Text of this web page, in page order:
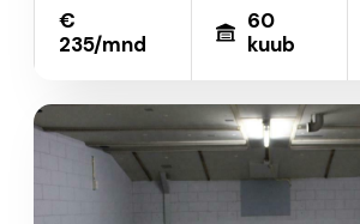
€
235/mnd
60
kuub